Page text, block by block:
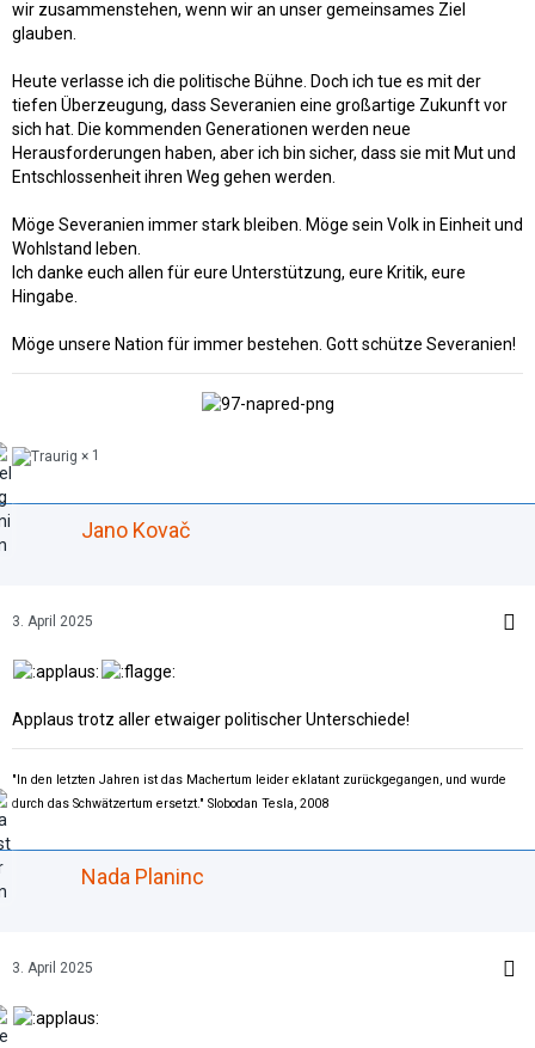
wir zusammenstehen, wenn wir an unser gemeinsames Ziel
glauben.
Heute verlasse ich die politische Bühne. Doch ich tue es mit der
tiefen Überzeugung, dass Severanien eine großartige Zukunft vor
sich hat. Die kommenden Generationen werden neue
Herausforderungen haben, aber ich bin sicher, dass sie mit Mut und
Entschlossenheit ihren Weg gehen werden.
Möge Severanien immer stark bleiben. Möge sein Volk in Einheit und
Wohlstand leben.
Ich danke euch allen für eure Unterstützung, eure Kritik, eure
Hingabe.
Möge unsere Nation für immer bestehen. Gott schütze Severanien!
1
Jano Kovač
3. April 2025
Applaus trotz aller etwaiger politischer Unterschiede!
"In den letzten Jahren ist das Machertum leider eklatant zurückgegangen, und wurde
durch das Schwätzertum ersetzt." Slobodan Tesla, 2008
Nada Planinc
3. April 2025